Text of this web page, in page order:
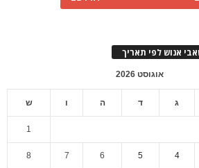
אנוש לפי תאריך
אוגוסט 2026
ג ד ה ו ש
1
4
5
6
7
8